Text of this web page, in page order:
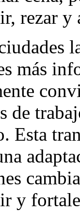
rezar y
más
de
Esta
y